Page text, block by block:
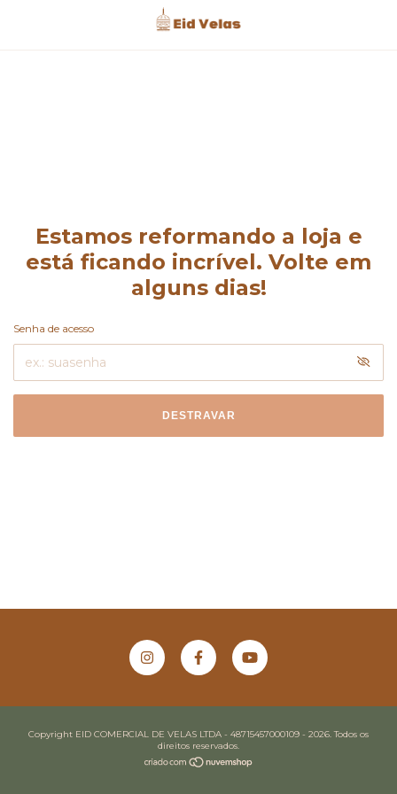
Estamos reformando a loja e
está ficando incrível. Volte em
alguns dias!
Senha de acesso
DESTRAVAR
Copyright EID COMERCIAL DE VELAS LTDA - 48715457000109 - 2026. Todos os
direitos reservados.